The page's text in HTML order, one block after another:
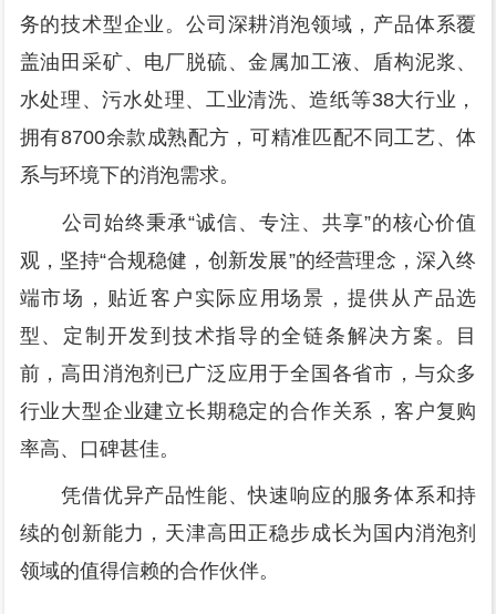
务的技术型企业。公司深耕消泡领域，产品体系覆
盖油田采矿、电厂脱硫、金属加工液、盾构泥浆、
水处理、污水处理、工业清洗、造纸等38大行业，
拥有8700余款成熟配方，可精准匹配不同工艺、体
系与环境下的消泡需求。
公司始终秉承“诚信、专注、共享”的核心价值
观，坚持“合规稳健，创新发展”的经营理念，深入终
端市场，贴近客户实际应用场景，提供从产品选
型、定制开发到技术指导的全链条解决方案。目
前，高田消泡剂已广泛应用于全国各省市，与众多
行业大型企业建立长期稳定的合作关系，客户复购
率高、口碑甚佳。
凭借优异产品性能、快速响应的服务体系和持
续的创新能力，天津高田正稳步成长为国内消泡剂
领域的值得信赖的合作伙伴。